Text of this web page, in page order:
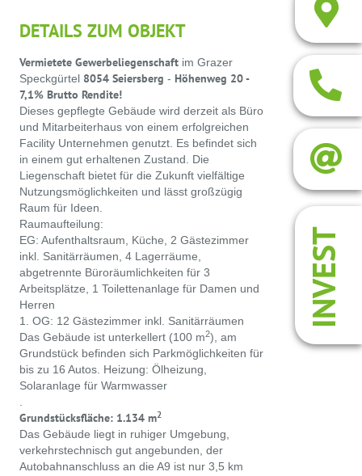
DETAILS ZUM OBJEKT
Vermietete Gewerbeliegenschaft im Grazer
Speckgürtel 8054 Seiersberg - Höhenweg 20 -
7,1% Brutto Rendite!
Dieses gepflegte Gebäude wird derzeit als Büro
und Mitarbeiterhaus von einem erfolgreichen
Facility Unternehmen genutzt. Es befindet sich
in einem gut erhaltenen Zustand. Die
Liegenschaft bietet für die Zukunft vielfältige
Nutzungsmöglichkeiten und lässt großzügig
Raum für Ideen.
Raumaufteilung:
EG: Aufenthaltsraum, Küche, 2 Gästezimmer
inkl. Sanitärräumen, 4 Lagerräume,
abgetrennte Büroräumlichkeiten für 3
Arbeitsplätze, 1 Toilettenanlage für Damen und
Herren
1. OG: 12 Gästezimmer inkl. Sanitärräumen
Das Gebäude ist unterkellert (100 m2), am
Grundstück befinden sich Parkmöglichkeiten für
bis zu 16 Autos. Heizung: Ölheizung,
Solaranlage für Warmwasser
Grundstücksfläche: 1.134 m2
Das Gebäude liegt in ruhiger Umgebung,
verkehrstechnisch gut angebunden, der
Autobahnanschluss an die A9 ist nur 3,5 km
INVEST